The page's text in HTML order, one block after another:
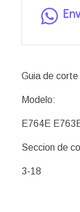
Guia de corte
Modelo:
E764E
Seccion de
3-18